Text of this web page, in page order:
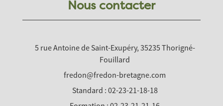
Nous contacter
5 rue Antoine de Saint-Exupéry, 35235 Thorigné-
Fouillard
fredon@fredon-bretagne.com
Standard : 02-23-21-18-18